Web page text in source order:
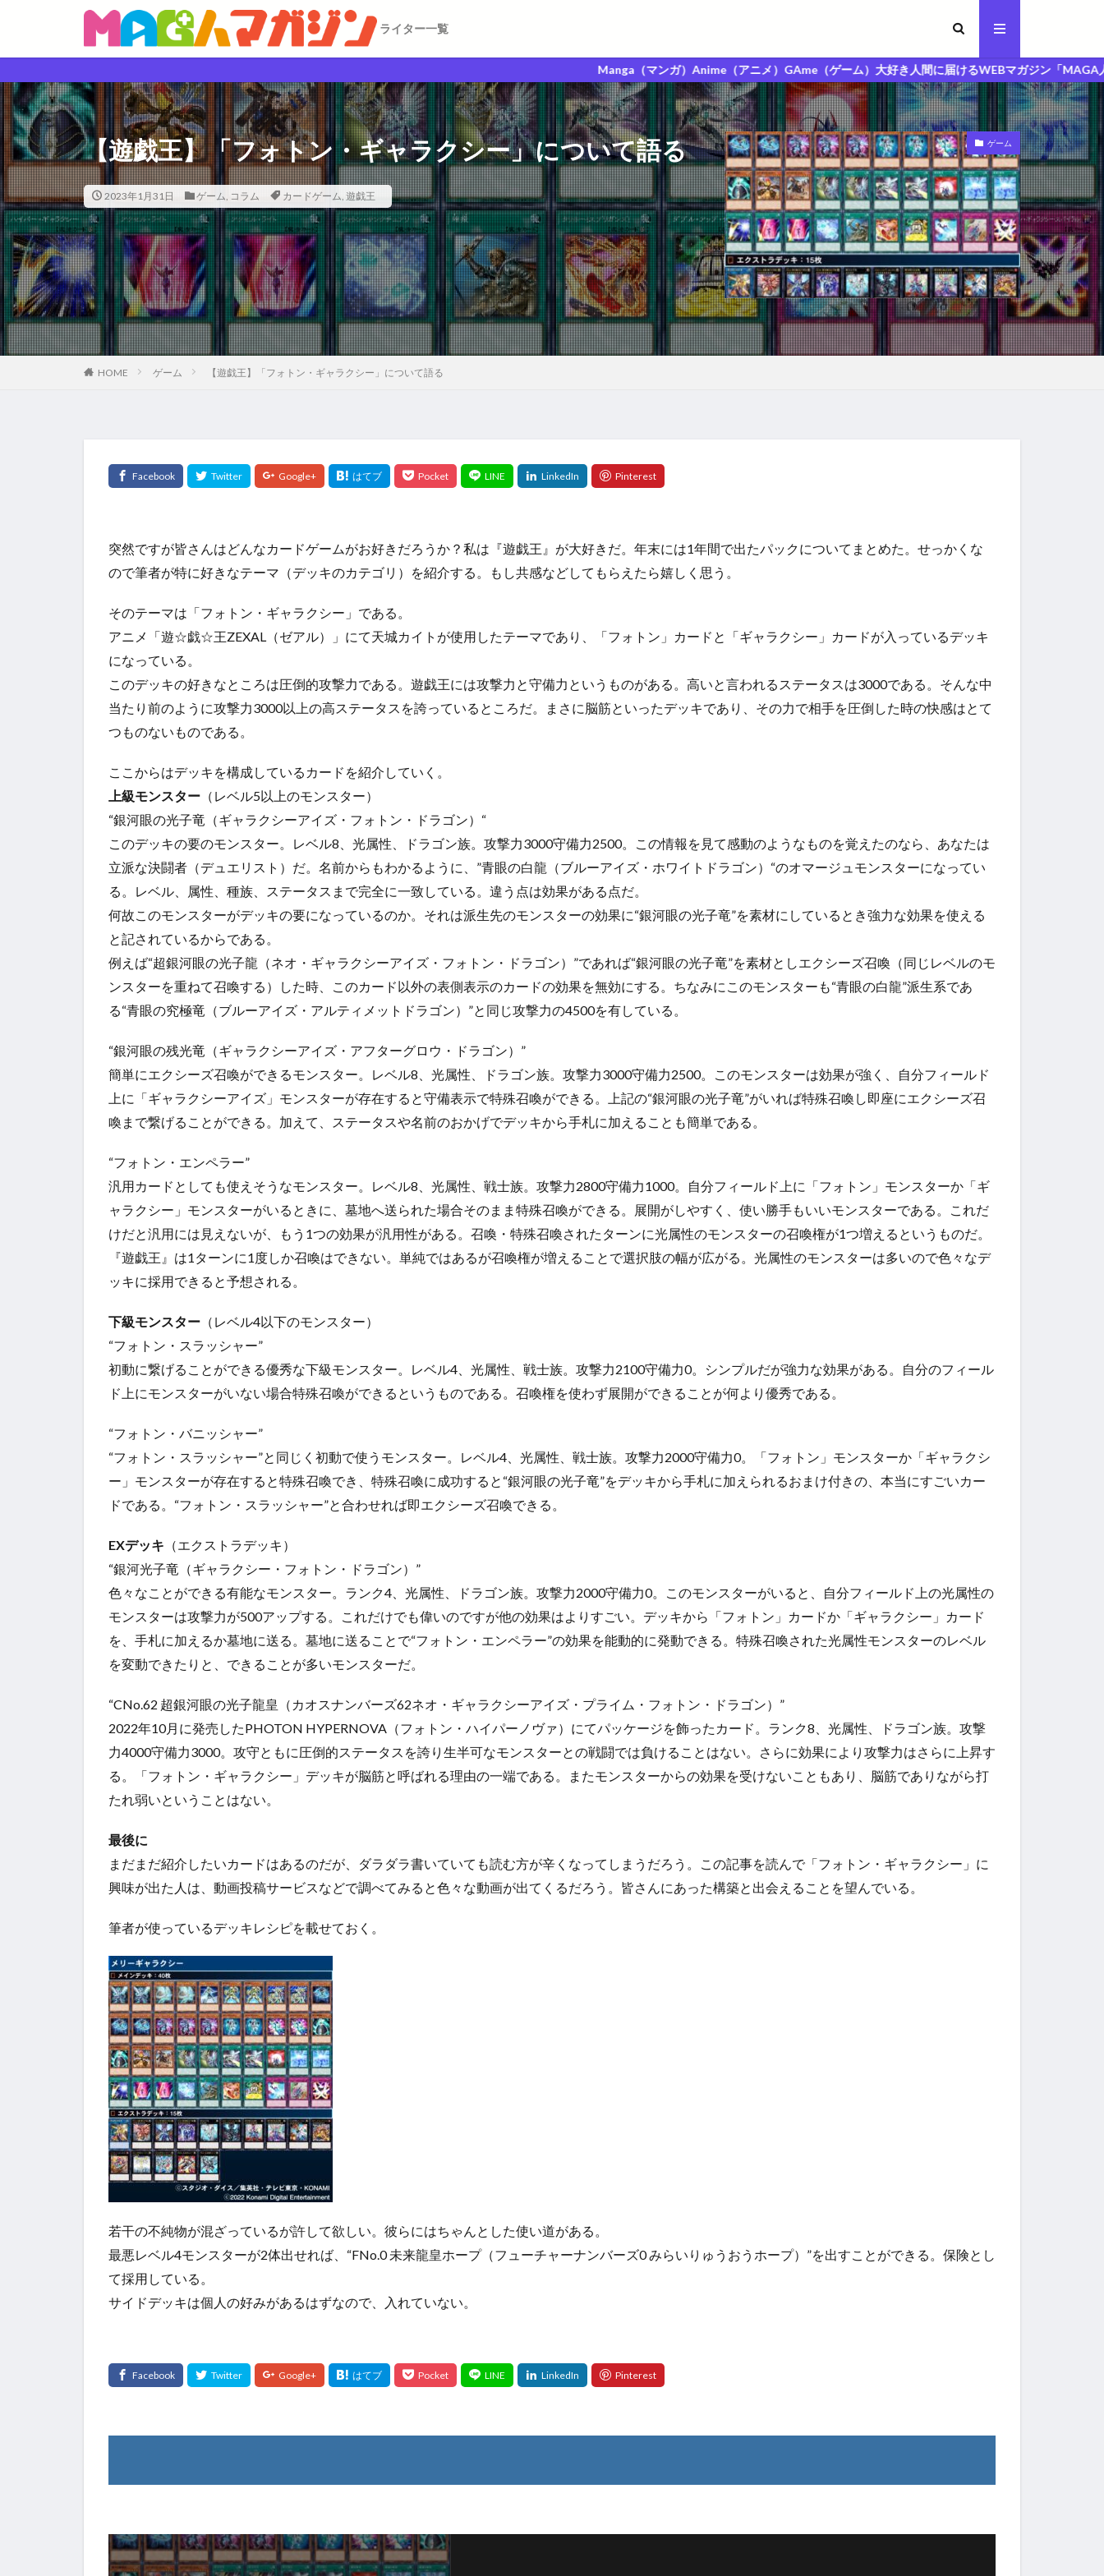
ライター一覧
Manga（マンガ）Anime（アニメ）GAme（ゲーム）大好き人間に届けるWEBマガジン「MAGA人マガジン」
【遊戯王】「フォトン・ギャラクシー」について語る
2023年1月31日 ゲーム, コラム カードゲーム, 遊戯王
ゲーム
HOME ゲーム 【遊戯王】「フォトン・ギャラクシー」について語る
突然ですが皆さんはどんなカードゲームがお好きだろうか？私は『遊戯王』が大好きだ。年末には1年間で出たパックについてまとめた。せっかくな
ので筆者が特に好きなテーマ（デッキのカテゴリ）を紹介する。もし共感などしてもらえたら嬉しく思う。
そのテーマは「フォトン・ギャラクシー」である。
アニメ「遊☆戯☆王ZEXAL（ゼアル）」にて天城カイトが使用したテーマであり、「フォトン」カードと「ギャラクシー」カードが入っているデッキ
になっている。
このデッキの好きなところは圧倒的攻撃力である。遊戯王には攻撃力と守備力というものがある。高いと言われるステータスは3000である。そんな中
当たり前のように攻撃力3000以上の高ステータスを誇っているところだ。まさに脳筋といったデッキであり、その力で相手を圧倒した時の快感はとて
つものないものである。
ここからはデッキを構成しているカードを紹介していく。
上級モンスター （レベル5以上のモンスター）
“銀河眼の光子竜（ギャラクシーアイズ・フォトン・ドラゴン）“
このデッキの要のモンスター。レベル8、光属性、ドラゴン族。攻撃力3000守備力2500。この情報を見て感動のようなものを覚えたのなら、あなたは
立派な決闘者（デュエリスト）だ。名前からもわかるように、”青眼の白龍（ブルーアイズ・ホワイトドラゴン）“のオマージュモンスターになってい
る。レベル、属性、種族、ステータスまで完全に一致している。違う点は効果がある点だ。
何故このモンスターがデッキの要になっているのか。それは派生先のモンスターの効果に“銀河眼の光子竜”を素材にしているとき強力な効果を使える
と記されているからである。
例えば“超銀河眼の光子龍（ネオ・ギャラクシーアイズ・フォトン・ドラゴン）”であれば“銀河眼の光子竜”を素材としエクシーズ召喚（同じレベルのモ
ンスターを重ねて召喚する）した時、このカード以外の表側表示のカードの効果を無効にする。ちなみにこのモンスターも“青眼の白龍”派生系であ
る“青眼の究極竜（ブルーアイズ・アルティメットドラゴン）”と同じ攻撃力の4500を有している。
“銀河眼の残光竜（ギャラクシーアイズ・アフターグロウ・ドラゴン）”
簡単にエクシーズ召喚ができるモンスター。レベル8、光属性、ドラゴン族。攻撃力3000守備力2500。このモンスターは効果が強く、自分フィールド
上に「ギャラクシーアイズ」モンスターが存在すると守備表示で特殊召喚ができる。上記の“銀河眼の光子竜”がいれば特殊召喚し即座にエクシーズ召
喚まで繋げることができる。加えて、ステータスや名前のおかげでデッキから手札に加えることも簡単である。
“フォトン・エンペラー”
汎用カードとしても使えそうなモンスター。レベル8、光属性、戦士族。攻撃力2800守備力1000。自分フィールド上に「フォトン」モンスターか「ギ
ャラクシー」モンスターがいるときに、墓地へ送られた場合そのまま特殊召喚ができる。展開がしやすく、使い勝手もいいモンスターである。これだ
けだと汎用には見えないが、もう1つの効果が汎用性がある。召喚・特殊召喚されたターンに光属性のモンスターの召喚権が1つ増えるというものだ。
『遊戯王』は1ターンに1度しか召喚はできない。単純ではあるが召喚権が増えることで選択肢の幅が広がる。光属性のモンスターは多いので色々なデ
ッキに採用できると予想される。
下級モンスター （レベル4以下のモンスター）
“フォトン・スラッシャー”
初動に繋げることができる優秀な下級モンスター。レベル4、光属性、戦士族。攻撃力2100守備力0。シンプルだが強力な効果がある。自分のフィール
ド上にモンスターがいない場合特殊召喚ができるというものである。召喚権を使わず展開ができることが何より優秀である。
“フォトン・バニッシャー”
“フォトン・スラッシャー”と同じく初動で使うモンスター。レベル4、光属性、戦士族。攻撃力2000守備力0。「フォトン」モンスターか「ギャラクシ
ー」モンスターが存在すると特殊召喚でき、特殊召喚に成功すると“銀河眼の光子竜”をデッキから手札に加えられるおまけ付きの、本当にすごいカー
ドである。“フォトン・スラッシャー”と合わせれば即エクシーズ召喚できる。
EXデッキ （エクストラデッキ）
“銀河光子竜（ギャラクシー・フォトン・ドラゴン）”
色々なことができる有能なモンスター。ランク4、光属性、ドラゴン族。攻撃力2000守備力0。このモンスターがいると、自分フィールド上の光属性の
モンスターは攻撃力が500アップする。これだけでも偉いのですが他の効果はよりすごい。デッキから「フォトン」カードか「ギャラクシー」カード
を、手札に加えるか墓地に送る。墓地に送ることで“フォトン・エンペラー”の効果を能動的に発動できる。特殊召喚された光属性モンスターのレベル
を変動できたりと、できることが多いモンスターだ。
“CNo.62 超銀河眼の光子龍皇（カオスナンバーズ62ネオ・ギャラクシーアイズ・プライム・フォトン・ドラゴン）”
2022年10月に発売したPHOTON HYPERNOVA（フォトン・ハイパーノヴァ）にてパッケージを飾ったカード。ランク8、光属性、ドラゴン族。攻撃
力4000守備力3000。攻守ともに圧倒的ステータスを誇り生半可なモンスターとの戦闘では負けることはない。さらに効果により攻撃力はさらに上昇す
る。「フォトン・ギャラクシー」デッキが脳筋と呼ばれる理由の一端である。またモンスターからの効果を受けないこともあり、脳筋でありながら打
たれ弱いということはない。
最後に
まだまだ紹介したいカードはあるのだが、ダラダラ書いていても読む方が辛くなってしまうだろう。この記事を読んで「フォトン・ギャラクシー」に
興味が出た人は、動画投稿サービスなどで調べてみると色々な動画が出てくるだろう。皆さんにあった構築と出会えることを望んでいる。
筆者が使っているデッキレシピを載せておく。
若干の不純物が混ざっているが許して欲しい。彼らにはちゃんとした使い道がある。
最悪レベル4モンスターが2体出せれば、“FNo.0 未来龍皇ホープ（フューチャーナンバーズ0 みらいりゅうおうホープ）”を出すことができる。保険とし
て採用している。
サイドデッキは個人の好みがあるはずなので、入れていない。